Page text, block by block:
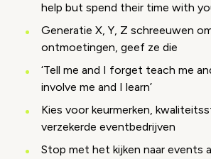
help but spend their time with
Generatie X, Y, Z schreeuwen
ontmoetingen, geef ze die
‘Tell me and I forget teach me
involve me and I learn’
Kies voor keurmerken,
verzekerde eventbedrijven
Stop met het kijken naar events